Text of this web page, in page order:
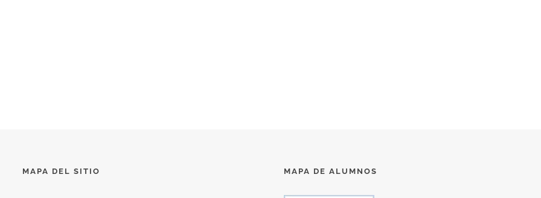
MAPA DEL SITIO MAPA DE ALUMNOS